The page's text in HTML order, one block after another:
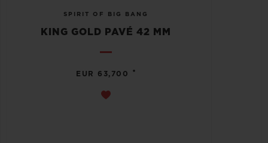
SPIRIT OF BIG BANG
KING GOLD PAVÉ 42 MM
EUR 63,700 •